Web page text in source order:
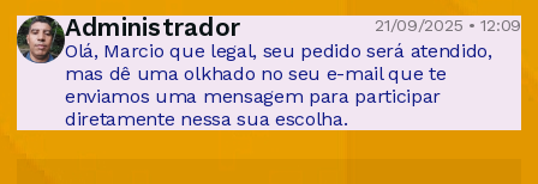
Administrador 21/09/2025 • 12:09
Olá, Marcio que legal, seu pedido será atendido,
mas dê uma olkhado no seu e-mail que te
enviamos uma mensagem para participar
diretamente nessa sua escolha.